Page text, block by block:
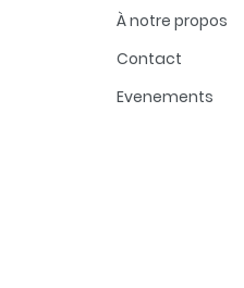
À notre propos
Contact
Evenements